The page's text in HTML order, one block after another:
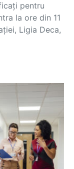
pentru
la ore din 11
Ligia Deca,